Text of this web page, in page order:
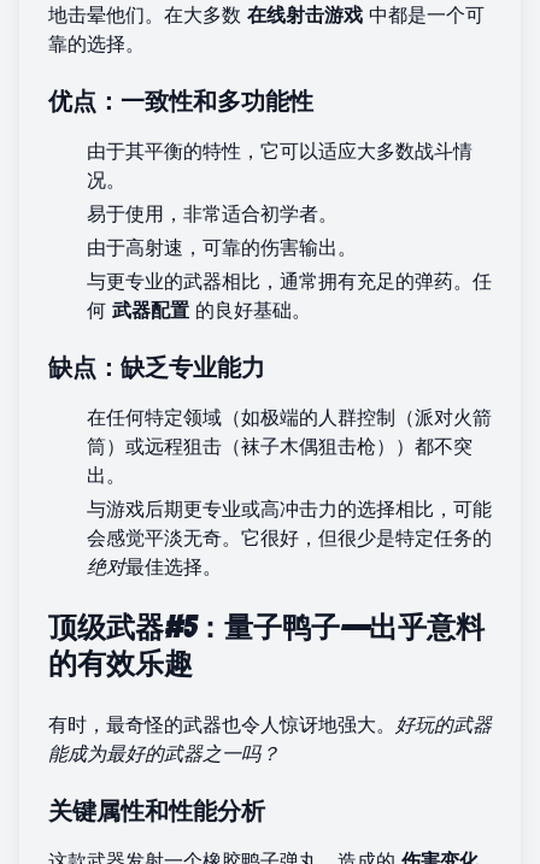
地击晕他们。在大多数 在线射击游戏 中都是一个可
靠的选择。
优点：一致性和多功能性
由于其平衡的特性，它可以适应大多数战斗情
况。
易于使用，非常适合初学者。
由于高射速，可靠的伤害输出。
与更专业的武器相比，通常拥有充足的弹药。任
何 武器配置 的良好基础。
缺点：缺乏专业能力
在任何特定领域（如极端的人群控制（派对火箭
筒）或远程狙击（袜子木偶狙击枪））都不突
出。
与游戏后期更专业或高冲击力的选择相比，可能
会感觉平淡无奇。它很好，但很少是特定任务的
绝对最佳选择。
顶级武器#5：量子鸭子——出乎意料
的有效乐趣
有时，最奇怪的武器也令人惊讶地强大。 好玩的武器
能成为最好的武器之一吗？
关键属性和性能分析